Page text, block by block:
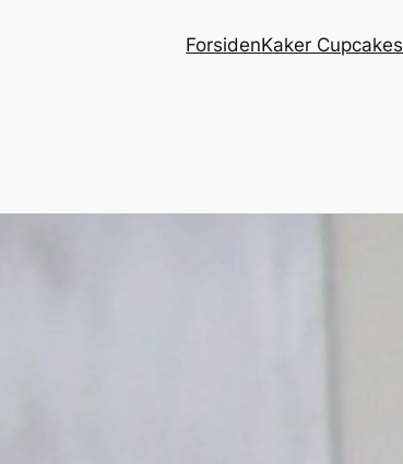
ForsidenKaker Cupcakes